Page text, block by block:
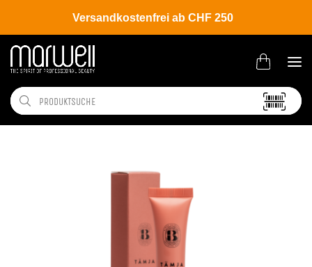
Versandkostenfrei ab CHF 250
Shop Brands Björk Tämja